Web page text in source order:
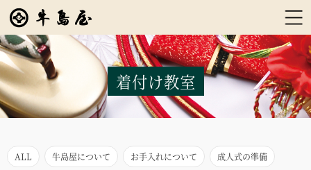
着付け教室
ALL 牛島屋について お手入れについて 成人式の準備